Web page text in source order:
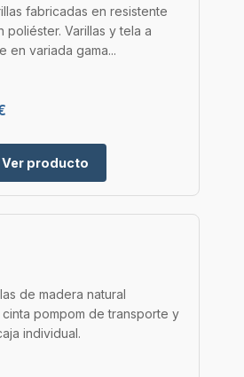
fabricadas en resistente
poliéster. Varillas y tela a
en variada gama...
Ver producto
de madera natural
pompom de transporte y
individual.